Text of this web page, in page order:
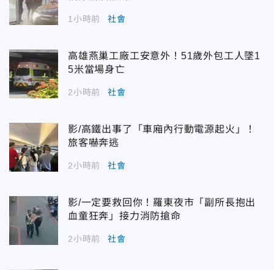
1小時前 社會
高雄燕巢工廠工安意外！51歲外包工人墜1
5米當場身亡
2小時前 社會
影/高鐵出事了「車廂內行動電源起火」！
旅客嚇奔逃
2小時前 社會
影/一定要救回你！羅東夜市「副所長抱出
血童狂奔」接力消防搶命
2小時前 社會